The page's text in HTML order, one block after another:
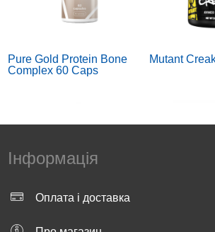
Pure Gold Protein Bone
Complex 60 Caps
Mutant
Earths Creation Liquid
Інформація
Оплата і доставка